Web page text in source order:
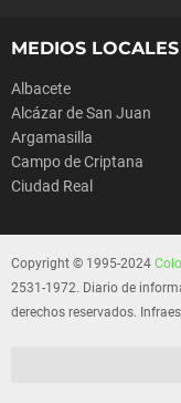
MEDIOS LOCALES
Albacete
Alcázar de San Juan
Argamasilla
Campo de Criptana
Ciudad Real
Copyright © 1995-2024
2531-1972. Diario de
derechos reservados.